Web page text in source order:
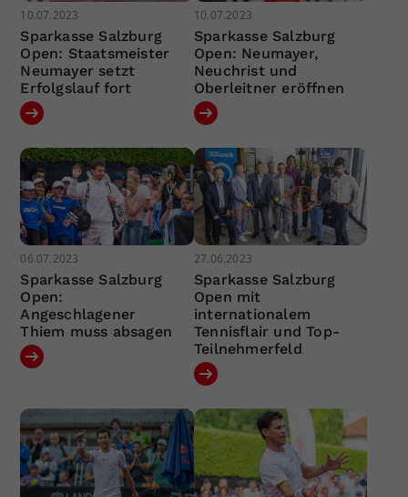
10.07.2023
Sparkasse Salzburg
Open: Staatsmeister
Neumayer setzt
Erfolgslauf fort
10.07.2023
Sparkasse Salzburg
Open: Neumayer,
Neuchrist und
Oberleitner eröffnen
06.07.2023
Sparkasse Salzburg
Open:
Angeschlagener
Thiem muss absagen
27.06.2023
Sparkasse Salzburg
Open mit
internationalem
Tennisflair und Top-
Teilnehmerfeld